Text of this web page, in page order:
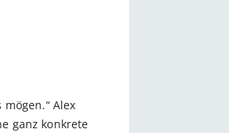
Alex
ganz konkrete